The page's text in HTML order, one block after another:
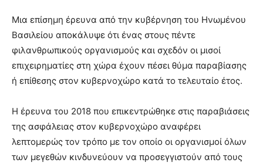
Μια επίσημη έρευνα από την κυβέρνηση του Ηνωμένου
Βασιλείου αποκάλυψε ότι ένας στους πέντε
φιλανθρωπικούς οργανισμούς και σχεδόν οι μισοί
επιχειρηματίες στη χώρα έχουν πέσει θύμα παραβίασης
ή επίθεσης στον κυβερνοχώρο κατά το τελευταίο έτος.
Η έρευνα του 2018 που επικεντρώθηκε στις παραβιάσεις
της ασφάλειας στον κυβερνοχώρο αναφέρει
λεπτομερώς τον τρόπο με τον οποίο οι οργανισμοί όλων
των μεγεθών κινδυνεύουν να προσεγγιστούν από τους